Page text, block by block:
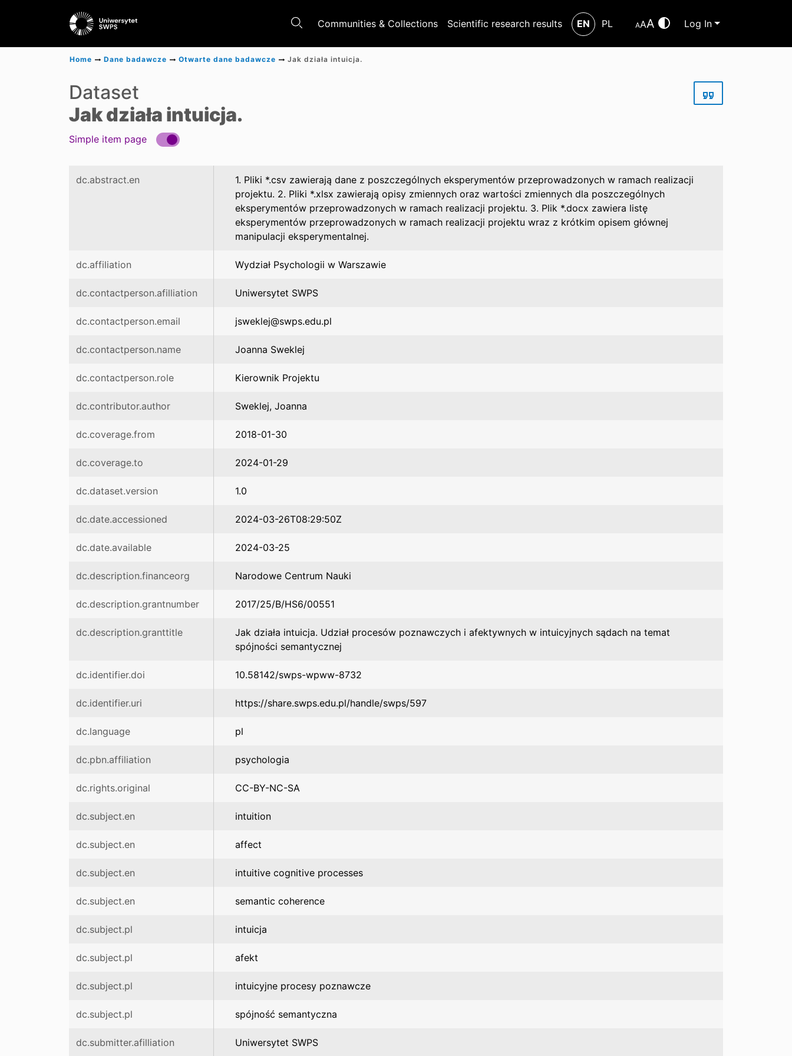
Communities & Collections Scientific research results EN PL AAA Log In
Home Dane badawcze Otwarte dane badawcze Jak działa intuicja.
Dataset
Jak działa intuicja.
Simple item page
dc.abstract.en
1. Pliki *.csv zawierają dane z poszczególnych eksperymentów przeprowadzonych w ramach realizacji
projektu. 2. Pliki *.xlsx zawierają opisy zmiennych oraz wartości zmiennych dla poszczególnych
eksperymentów przeprowadzonych w ramach realizacji projektu. 3. Plik *.docx zawiera listę
eksperymentów przeprowadzonych w ramach realizacji projektu wraz z krótkim opisem głównej
manipulacji eksperymentalnej.
dc.affiliation Wydział Psychologii w Warszawie
dc.contactperson.afilliation Uniwersytet SWPS
dc.contactperson.email jsweklej@swps.edu.pl
dc.contactperson.name Joanna Sweklej
dc.contactperson.role Kierownik Projektu
dc.contributor.author Sweklej, Joanna
dc.coverage.from 2018-01-30
dc.coverage.to 2024-01-29
dc.dataset.version 1.0
dc.date.accessioned 2024-03-26T08:29:50Z
dc.date.available 2024-03-25
dc.description.financeorg Narodowe Centrum Nauki
dc.description.grantnumber 2017/25/B/HS6/00551
dc.description.granttitle
Jak działa intuicja. Udział procesów poznawczych i afektywnych w intuicyjnych sądach na temat
spójności semantycznej
dc.identifier.doi 10.58142/swps-wpww-8732
dc.identifier.uri https://share.swps.edu.pl/handle/swps/597
dc.language pl
dc.pbn.affiliation psychologia
dc.rights.original CC-BY-NC-SA
dc.subject.en intuition
dc.subject.en affect
dc.subject.en intuitive cognitive processes
dc.subject.en semantic coherence
dc.subject.pl intuicja
dc.subject.pl afekt
dc.subject.pl intuicyjne procesy poznawcze
dc.subject.pl spójność semantyczna
dc.submitter.afilliation Uniwersytet SWPS